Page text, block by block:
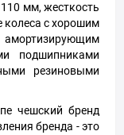
мм, жесткость
колеса с хорошим
амортизирующим
подшипниками
резиновыми
чешский бренд
бренда - это